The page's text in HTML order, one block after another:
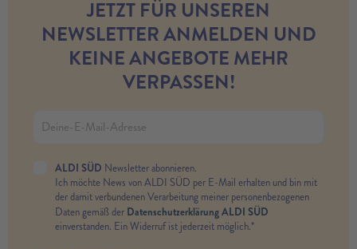
JETZT FÜR UNSEREN
NEWSLETTER ANMELDEN UND
KEINE ANGEBOTE MEHR
VERPASSEN!
ALDI SÜD Newsletter abonnieren.
Ich möchte News von ALDI SÜD per E-Mail erhalten und bin mit
der damit verbundenen Verarbeitung meiner personenbezogenen
Daten gemäß der Datenschutzerklärung ALDI SÜD
einverstanden. Ein Widerruf ist jederzeit möglich.*